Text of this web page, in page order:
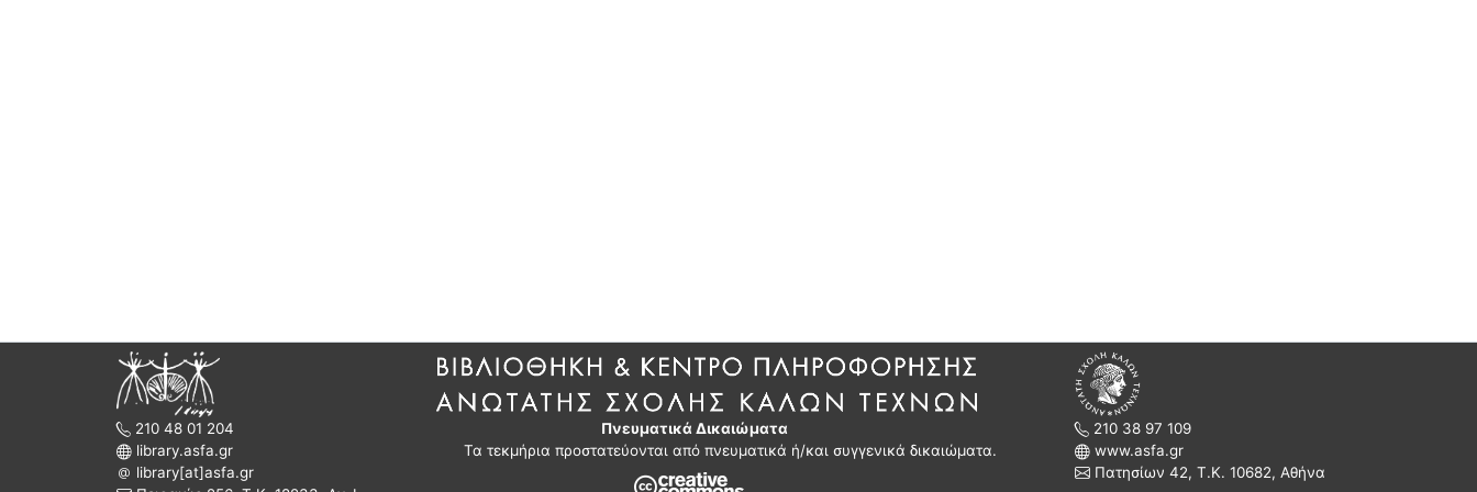
210 48 01 204
library.asfa.gr
library[at]asfa.gr
Πνευματικά Δικαιώματα
Τα τεκμήρια προστατεύονται από πνευματικά ή/και συγγενικά δικαιώματα.
210 38 97 109
www.asfa.gr
Πατησίων 42, Τ.Κ. 10682, Αθήνα